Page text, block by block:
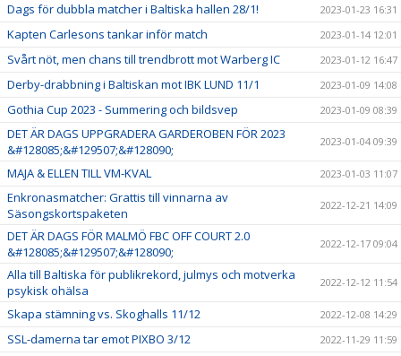
Dags för dubbla matcher i Baltiska hallen 28/1! 2023-01-23 16:31
Kapten Carlesons tankar inför match 2023-01-14 12:01
Svårt nöt, men chans till trendbrott mot Warberg IC 2023-01-12 16:47
Derby-drabbning i Baltiskan mot IBK LUND 11/1 2023-01-09 14:08
Gothia Cup 2023 - Summering och bildsvep 2023-01-09 08:39
DET ÄR DAGS UPPGRADERA GARDEROBEN FÖR 2023
&#128085;&#129507;&#128090;
2023-01-04 09:39
MAJA & ELLEN TILL VM-KVAL 2023-01-03 11:07
Enkronasmatcher: Grattis till vinnarna av
Säsongskortspaketen
2022-12-21 14:09
DET ÄR DAGS FÖR MALMÖ FBC OFF COURT 2.0
&#128085;&#129507;&#128090;
2022-12-17 09:04
Alla till Baltiska för publikrekord, julmys och motverka
psykisk ohälsa
2022-12-12 11:54
Skapa stämning vs. Skoghalls 11/12 2022-12-08 14:29
SSL-damerna tar emot PIXBO 3/12 2022-11-29 11:59